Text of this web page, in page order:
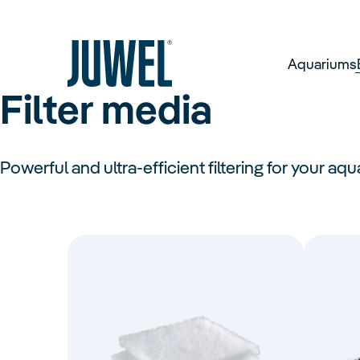
Aquariums
LED
Обзор
Set-
Filter media
Powerful and ultra-efficient filtering for your